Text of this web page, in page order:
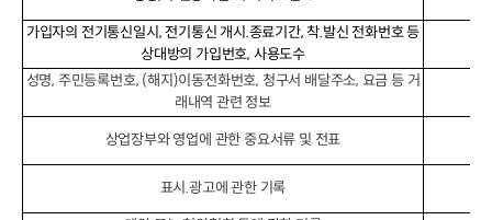
가입자의 전기통신일시, 전기통신 개시.종료기간, 착.발신 전화번호 등
상대방의 가입번호, 사용도수
성명, 주민등록번호, (해지)이동전화번호, 청구서 배달주소, 요금 등 거
래내역 관련 정보
상업장부와 영업에 관한 중요서류 및 전표
표시.광고에 관한 기록